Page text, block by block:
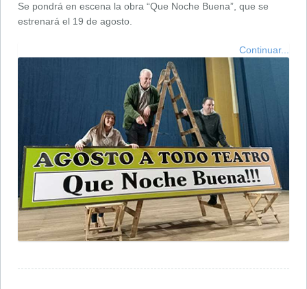
Se pondrá en escena la obra “Que Noche Buena”, que se
estrenará el 19 de agosto.
Continuar...